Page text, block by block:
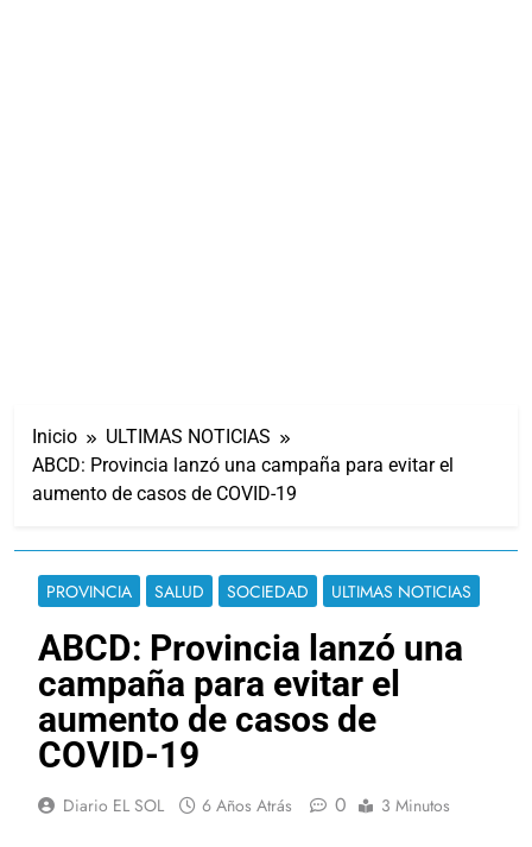
Inicio
ULTIMAS NOTICIAS
ABCD: Provincia lanzó una campaña para evitar el
aumento de casos de COVID-19
PROVINCIA SALUD SOCIEDAD ULTIMAS NOTICIAS
ABCD: Provincia lanzó una
campaña para evitar el
aumento de casos de
COVID-19
Diario EL SOL 6 Años Atrás 0 3 Minutos